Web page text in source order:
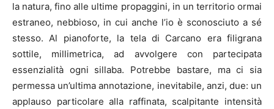
la natura, fino alle ultime propaggini, in un territorio ormai
estraneo, nebbioso, in cui anche l’io è sconosciuto a sé
stesso. Al pianoforte, la tela di Carcano era filigrana
sottile, millimetrica, ad avvolgere con partecipata
essenzialità ogni sillaba. Potrebbe bastare, ma ci sia
permessa un’ultima annotazione, inevitabile, anzi, due: un
applauso particolare alla raffinata, scalpitante intensità